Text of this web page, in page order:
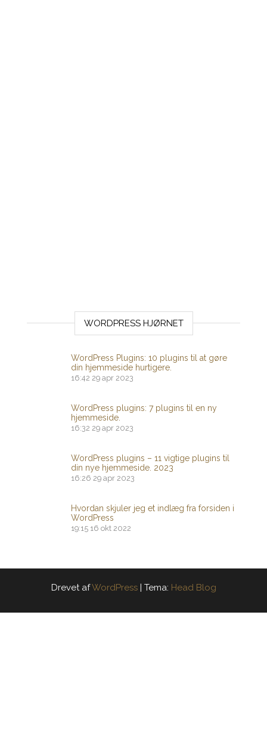
WORDPRESS HJØRNET
WordPress Plugins: 10 plugins til at gøre
din hjemmeside hurtigere.
16:42 29 apr 2023
WordPress plugins: 7 plugins til en ny
hjemmeside.
16:32 29 apr 2023
WordPress plugins – 11 vigtige plugins til
din nye hjemmeside. 2023
16:26 29 apr 2023
Hvordan skjuler jeg et indlæg fra forsiden i
WordPress
19:15 16 okt 2022
Drevet afWordPress | Tema: Head Blog